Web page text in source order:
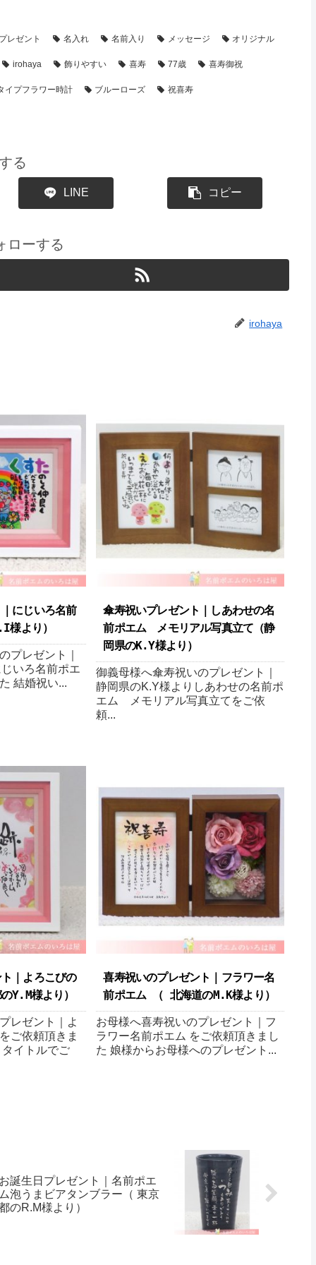
プレゼント 名入れ 名前入り メッセージ オリジナル
irohaya 飾りやすい 喜寿 77歳 喜寿御祝
イプフラワー時計 ブルーローズ 祝喜寿
る
LINE コピー
ローする
irohaya
にじいろ名前
より ）
プレゼント｜
いろ名前ポエ
結婚祝い...
傘寿祝いプレゼント｜しあわせの名
前ポエム メモリアル写真立て（静
岡県のK.Y様より ）
御義母様へ傘寿祝いのプレゼント｜
静岡県のK.Y様よりしあわせの名前ポ
エム メモリアル写真立てをご依
頼...
｜よろこびの
Y.M様より ）
レゼント｜よ
ご依頼頂きま
イトルでご
喜寿祝いのプレゼント｜フラワー名
前ポエム （ 北海道のM.K様より ）
お母様へ喜寿祝いのプレゼント｜フ
ラワー名前ポエム をご依頼頂きまし
た 娘様からお母様へのプレゼント...
お誕生日プレゼント｜ 名前ポエ
ム泡うまビアタンブラー（ 東京
のR.M様より ）